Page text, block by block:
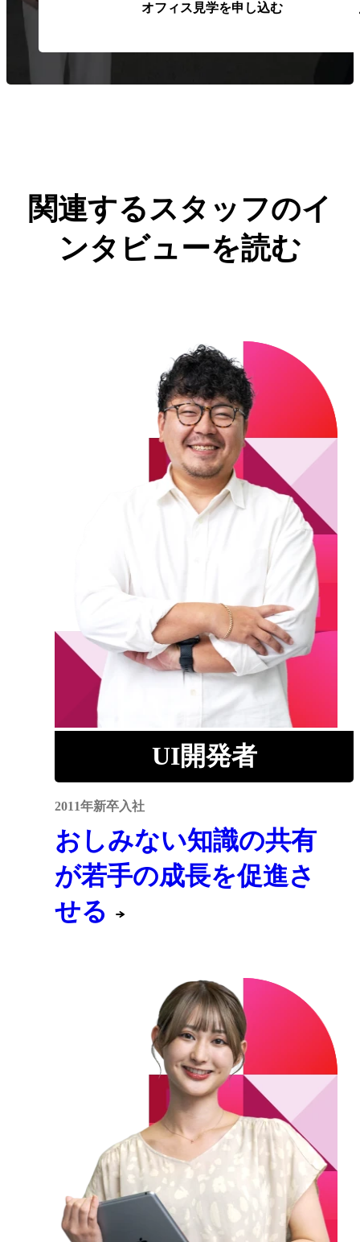
オフィス見学を申し込む
関連するスタッフのイ
ンタビューを読む
UI開発者
2011年新卒入社
おしみない知識の共有
が若手の成長を促進さ
せる